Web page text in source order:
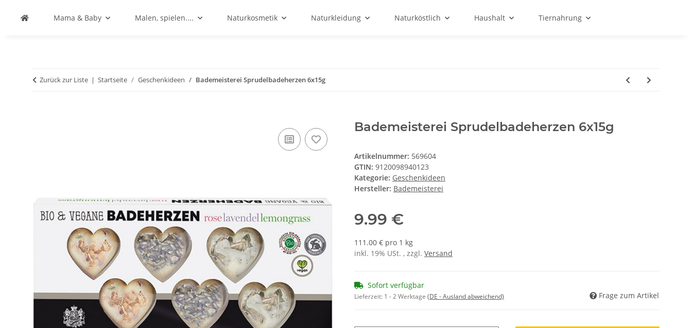
Mama & Baby Malen, spielen.... Naturkosmetik Naturkleidung Naturköstlich Haushalt Tiernahrung
Zurück zur Liste Startseite Geschenkideen Bademeisterei Sprudelbadeherzen 6x15g
Bademeisterei Sprudelbadeherzen 6x15g
Artikelnummer: 569604
GTIN: 9120098940123
Kategorie: Geschenkideen
Hersteller: Bademeisterei
9.99 €
111.00 € pro 1 kg
inkl. 19% USt. , zzgl. Versand
Sofort verfügbar
Lieferzeit: 1 - 2 Werktage (DE - Ausland abweichend) Frage zum Artikel